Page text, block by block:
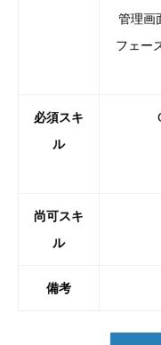
管理画
フェー
必須スキ
ル
尚可スキ
ル
備考